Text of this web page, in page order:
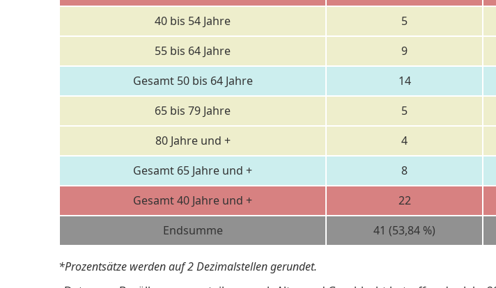
40 bis 54 Jahre
5
55 bis 64 Jahre
9
Gesamt 50 bis 64 Jahre
14
65 bis 79 Jahre
5
80 Jahre und +
4
Gesamt 65 Jahre und +
8
Gesamt 40 Jahre und +
22
Endsumme
41 (53,84 %)
*Prozentsätze werden auf 2 Dezimalstellen gerundet.